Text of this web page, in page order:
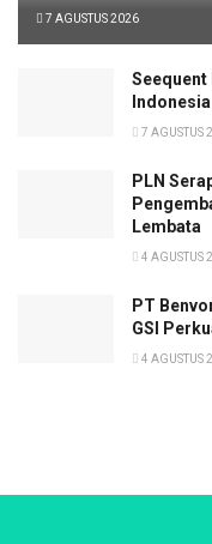
7 AGUSTUS 2026
Seequent
7 AGUSTUS
PLN
Lembata
4 AGUSTUS
PT
GSI
4 AGUSTUS